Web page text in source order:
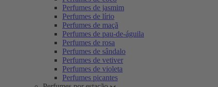
Perfumes de jasmim
Perfumes de lírio
Perfumes de maçã
Perfumes de pau-de-águila
Perfumes de rosa
Perfumes de sândalo
Perfumes de vetiver
Perfumes de violeta
Perfumes picantes